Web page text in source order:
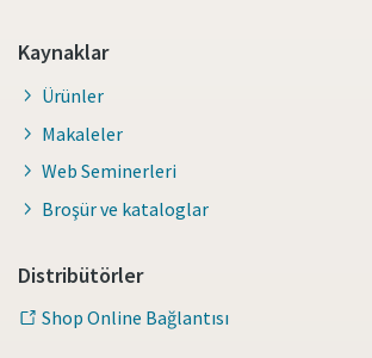
Kaynaklar
Ürünler
Makaleler
Web Seminerleri
Broşür ve kataloglar
Distribütörler
Shop Online Bağlantısı